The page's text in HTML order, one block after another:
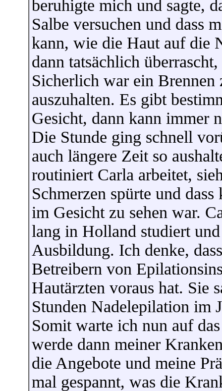
beruhigte mich und sagte,
Salbe versuchen und dass
kann, wie die Haut auf die
dann tatsächlich
Sicherlich war ein Brennen
auszuhalten. Es gibt
Gesicht, dann kann immer
Die Stunde ging schnell
auch längere Zeit so
routiniert Carla arbeitet,
Schmerzen spürte und
im Gesicht zu sehen war.
lang in Holland studiert
Ausbildung. Ich denke,
Betreibern von
Hautärzten voraus hat. Sie
Stunden Nadelepilation im
Somit warte ich nun auf
werde dann meiner
die Angebote und meine
mal gespannt, was die